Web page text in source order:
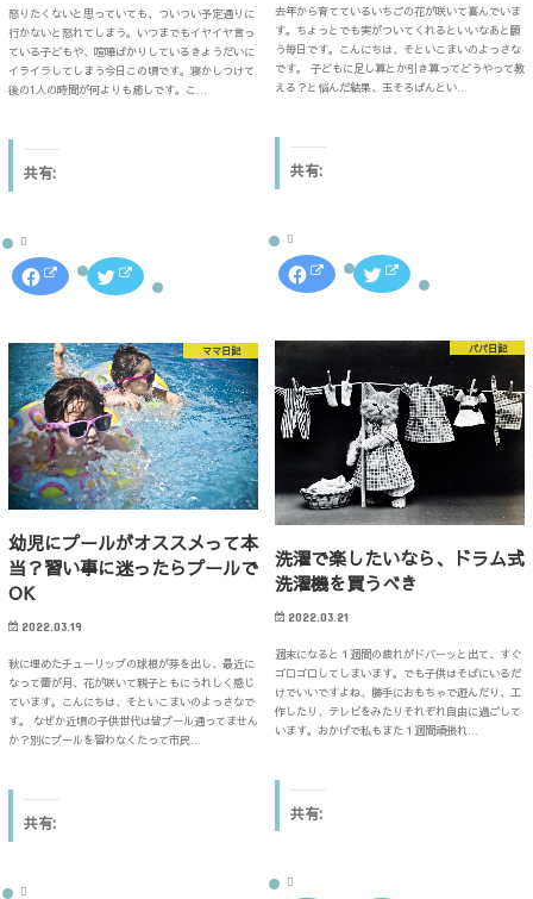
新
し
い
ウ
ィ
ン
開
き
ま
開
き
ま
す
)
い
(
新
し
い
ウ
ィ
開
き
ウ
で
開
き
ま
す
)
怒りたくないと思っていても、ついつい予定通りに
行かないと怒れてしまう。いつまでもイヤイヤ言っ
ている子どもや、喧嘩ばかりしているきょうだいに
イライラしてしまう今日この頃です。寝かしつけて
後の1人の時間が何よりも癒しです。こ…
共有:
F
c
o
o
k
で
共
有
す
る
に
は
ク
リ
ッ
し
て
く
(
し
い
ウ
ィ
ン
ド
ウ
ま
す
)
ク
ッ
て
T
w
i
t
t
e
r
で
共
有
(
新
し
い
ウ
ィ
き
ま
す
)
去年から育てているいちごの花が咲いて喜んでいま
す。ちょっとでも実がついてくれるといいなあと願
う毎日です。こんにちは、そといこまいのよっさな
です。 子どもに足し算とか引き算ってどうやって教
える？と悩んだ結果、玉そろばんとい…
共有:
F
c
o
で
共
有
す
る
ク
リ
ッ
ク
て
く
だ
さ
い
(
し
い
ウ
ィ
ン
ド
ウ
す
)
ク
ッ
て
w
i
t
t
e
r
で
共
有
(
新
し
ウ
ィ
ン
き
ま
す
)
パパ日記
洗濯で楽したいなら、ドラム式
洗濯機を買うべき
2022.03.21
週末になると１週間の疲れがドバーッと出て、すぐ
ゴロゴロしてしまいます。でも子供はそばにいるだ
けでいいですよね、勝手におもちゃで遊んだり、工
作したり、テレビをみたりそれぞれ自由に過ごして
います。おかげで私もまた１週間頑張れ…
共有:
ママ日記
幼児にプールがオススメって本
当？習い事に迷ったらプールで
OK
2022.03.19
秋に埋めたチューリップの球根が芽を出し、最近に
なって蕾が月、花が咲いて親子ともにうれしく感じ
ています。こんにちは、そといこまいのよっさなで
す。 なぜか近頃の子供世代は皆プール通ってません
か？別にプールを習わなくたって市民…
共有: